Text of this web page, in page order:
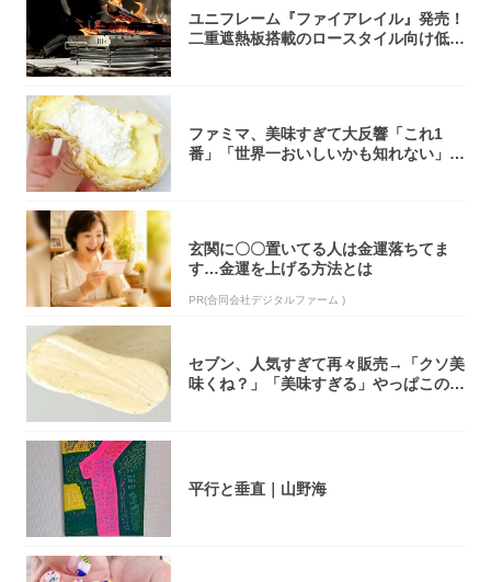
ユニフレーム『ファイアレイル』発売！
二重遮熱板搭載のロースタイル向け低型
ファミマ、美味すぎて大反響「これ1
番」「世界一おいしいかも知れない」
玄関に〇〇置いてる人は金運落ちてま
す…金運を上げる方法とは
PR(合同会社デジタルファーム )
セブン、人気すぎて再々販売→「クソ美
味くね？」「美味すぎる」やっぱこのク
平行と垂直｜山野海